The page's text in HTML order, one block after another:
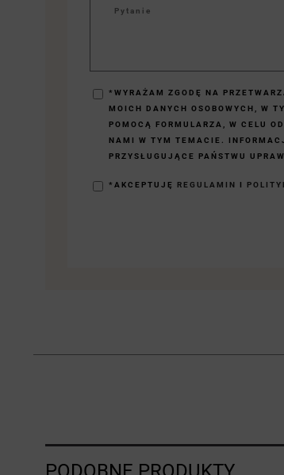
*WYRAŻAM ZGODĘ NA
MOICH DANYCH OSOBOWYCH, W
POMOCĄ FORMULARZA, W CELU
NAMI W TYM TEMACIE.
PRZYSŁUGUJĄCE PAŃSTWU
*AKCEPTUJĘ REGULAMIN I